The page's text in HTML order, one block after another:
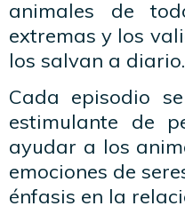
animales de
extremas y los
los salvan a diario.
Cada episodio
estimulante de
ayudar a los
emociones de
énfasis en la